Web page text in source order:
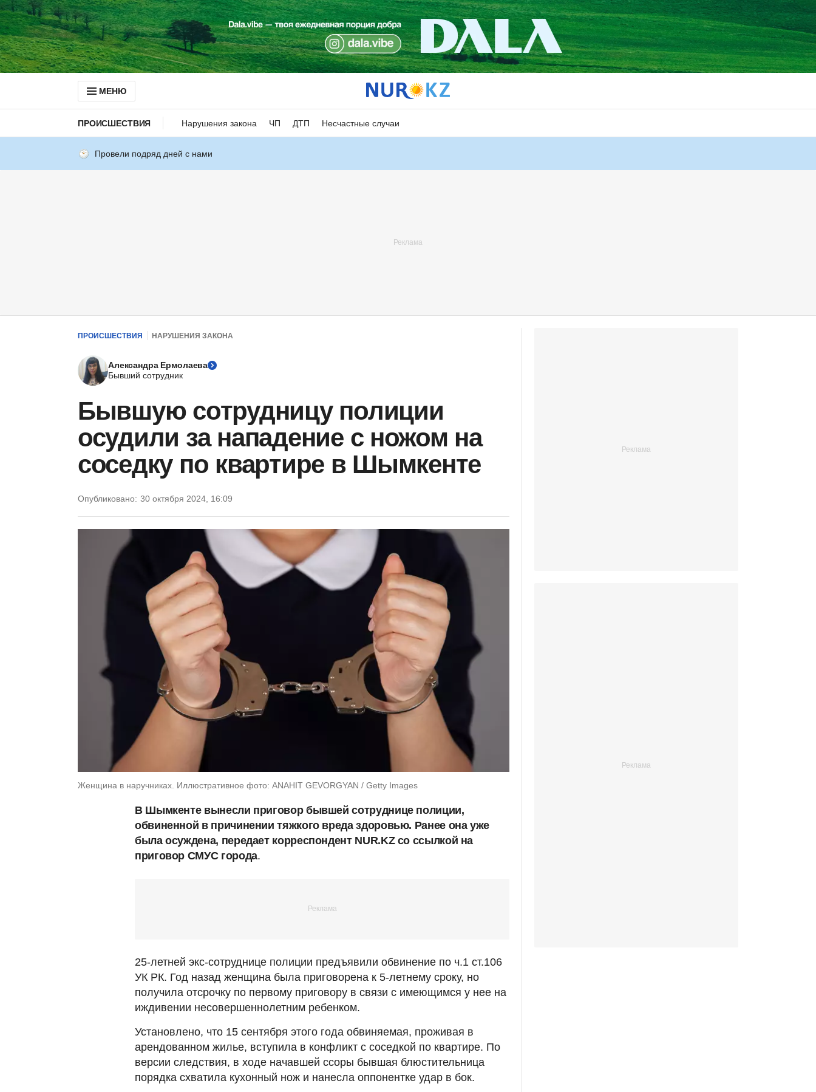
МЕНЮ
ПРОИСШЕСТВИЯ Нарушения закона ЧП ДТП Несчастные случаи
Провели подряд дней с нами
ПРОИСШЕСТВИЯ НАРУШЕНИЯ ЗАКОНА
Александра Ермолаева
Бывший сотрудник
Бывшую сотрудницу полиции
осудили за нападение с ножом на
соседку по квартире в Шымкенте
Опубликовано: 30 октября 2024, 16:09
Женщина в наручниках. Иллюстративное фото: ANAHIT GEVORGYAN / Getty Images
В Шымкенте вынесли приговор бывшей сотруднице полиции,
обвиненной в причинении тяжкого вреда здоровью. Ранее она уже
была осуждена, передает корреспондент NUR.KZ со ссылкой на
приговор СМУС города.
25-летней экс-сотруднице полиции предъявили обвинение по ч.1 ст.106
УК РК. Год назад женщина была приговорена к 5-летнему сроку, но
получила отсрочку по первому приговору в связи с имеющимся у нее на
иждивении несовершеннолетним ребенком.
Установлено, что 15 сентября этого года обвиняемая, проживая в
арендованном жилье, вступила в конфликт с соседкой по квартире. По
версии следствия, в ходе начавшей ссоры бывшая блюстительница
порядка схватила кухонный нож и нанесла оппонентке удар в бок.